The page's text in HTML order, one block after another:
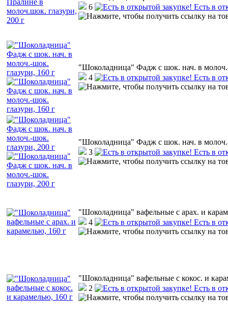
6
Есть в
"Шоколадница" Фадж с шок. нач. в
4
Есть в
"Шоколадница" Фадж с шок. нач. в
3
Есть в
"Шоколадница" вафельные с арах. и
4
Есть в
"Шоколадница" вафельные с кокос. и
2
Есть в